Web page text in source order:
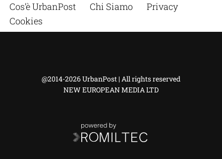
Cos’è UrbanPost Chi Siamo
Privacy
Cookies
@2014-2026 UrbanPost | All rights reserved
NEW EUROPEAN MEDIA LTD